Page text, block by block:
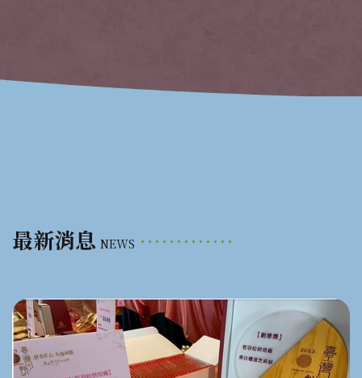
最新消息 NEWS